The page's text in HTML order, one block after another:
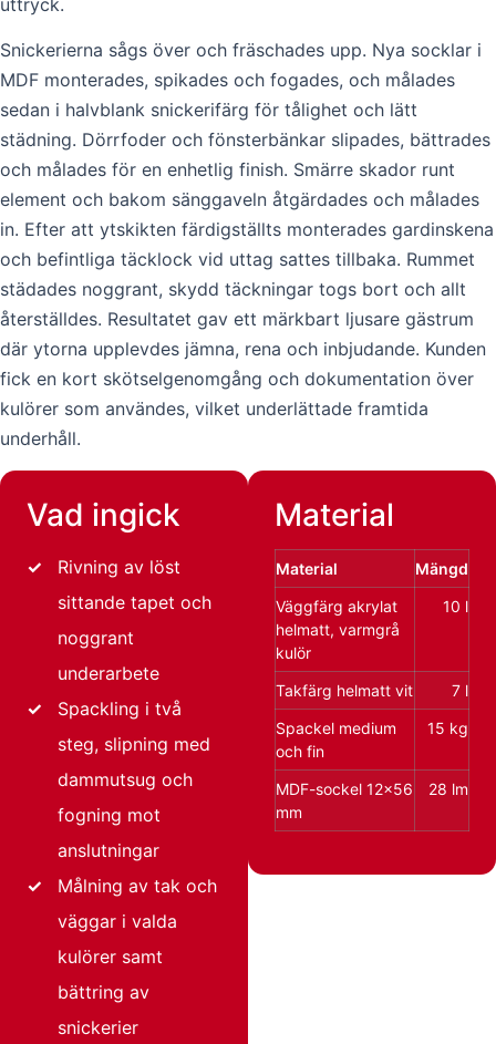
Snickerierna sågs över och fräschades upp. Nya socklar i
MDF monterades, spikades och fogades, och målades
sedan i halvblank snickerifärg för tålighet och lätt
städning. Dörrfoder och fönsterbänkar slipades, bättrades
och målades för en enhetlig finish. Smärre skador runt
element och bakom sänggaveln åtgärdades och målades
in. Efter att ytskikten färdigställts monterades gardinskena
och befintliga täcklock vid uttag sattes tillbaka. Rummet
städades noggrant, skydd täckningar togs bort och allt
återställdes. Resultatet gav ett märkbart ljusare gästrum
där ytorna upplevdes jämna, rena och inbjudande. Kunden
fick en kort skötselgenomgång och dokumentation över
kulörer som användes, vilket underlättade framtida
underhåll.
Vad ingick
✓
Rivning av löst
sittande tapet och
noggrant
underarbete
✓
Spackling i två
steg, slipning med
dammutsug och
fogning mot
anslutningar
✓
Målning av tak och
väggar i valda
kulörer samt
bättring av
snickerier
Material
Material
Mängd
Väggfärg akrylat
helmatt, varmgrå
kulör
10 l
Takfärg helmatt vit
7 l
Spackel medium
och fin
15 kg
MDF-sockel 12×56
mm
28 lm